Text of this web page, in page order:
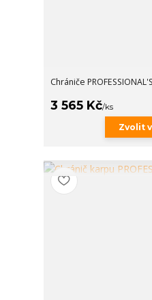
Chrániče
3 565 Kč/ks
Zvolit